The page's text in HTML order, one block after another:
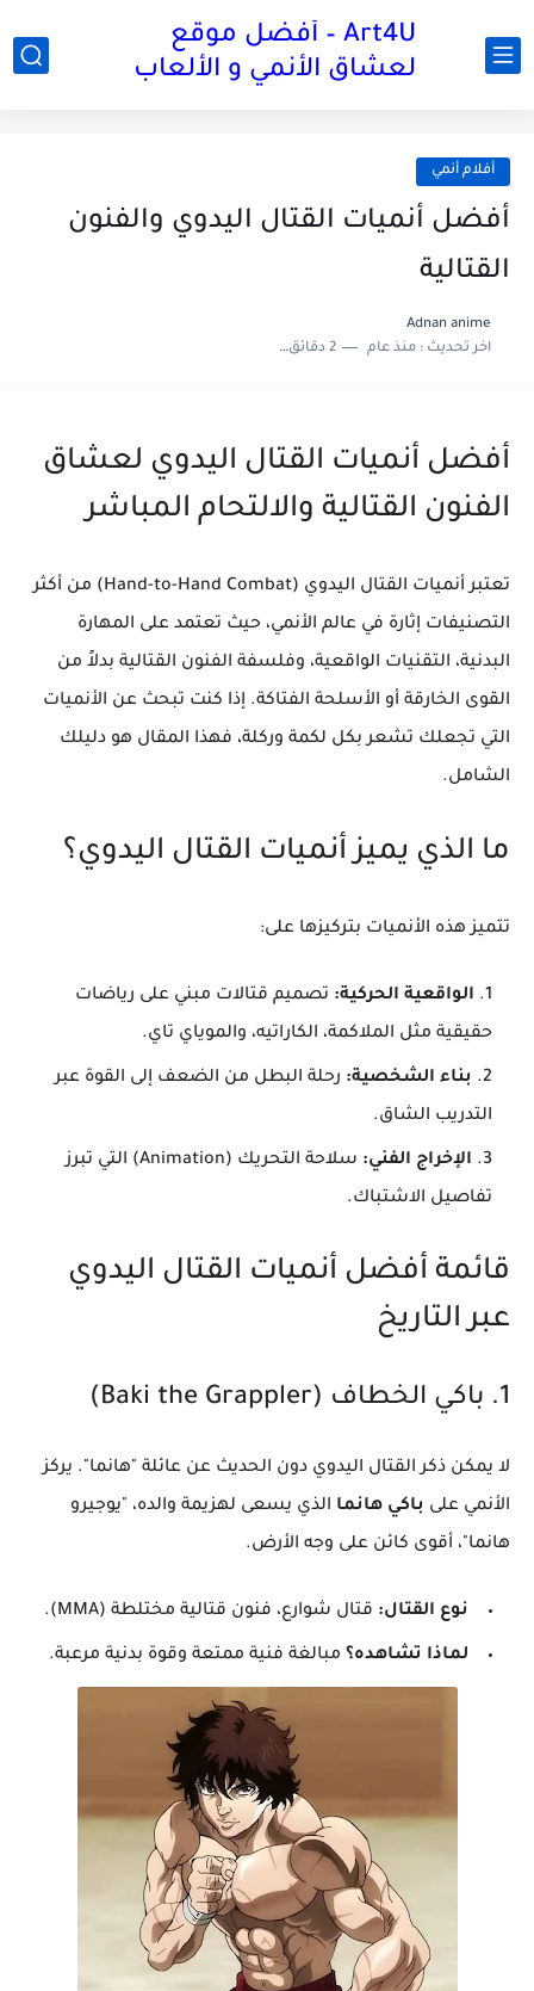
Art4U – أفضل موقع
لعشاق الأنمي و الألعاب
أفلام أنمي
أفضل أنميات القتال اليدوي والفنون
القتالية
Adnan anime
اخر تحديث :منذ عام 2 دقائق للقراءة
أفضل أنميات القتال اليدوي لعشاق
الفنون القتالية والالتحام المباشر
​تعتبر أنميات القتال اليدوي (Hand-to-Hand Combat) من أكثر
التصنيفات إثارة في عالم الأنمي، حيث تعتمد على المهارة
البدنية، التقنيات الواقعية، وفلسفة الفنون القتالية بدلاً من
القوى الخارقة أو الأسلحة الفتاكة. إذا كنت تبحث عن الأنميات
التي تجعلك تشعر بكل لكمة وركلة، فهذا المقال هو دليلك
الشامل.
​ما الذي يميز أنميات القتال اليدوي؟
​تتميز هذه الأنميات بتركيزها على:
الواقعية الحركية: تصميم قتالات مبني على رياضات
حقيقية مثل الملاكمة، الكاراتيه، والموياي تاي.
بناء الشخصية: رحلة البطل من الضعف إلى القوة عبر
التدريب الشاق.
الإخراج الفني:
سلاحة التحريك (Animation) التي تبرز
تفاصيل الاشتباك.
​قائمة أفضل أنميات القتال اليدوي
عبر التاريخ
​1. باكي الخطاف (Baki the Grappler)
​لا يمكن ذكر القتال اليدوي دون الحديث عن عائلة "هانما". يركز
الأنمي على باكي هانما الذي يسعى لهزيمة والده، "يوجيرو
هانما"، أقوى كائن على وجه الأرض.
نوع القتال: قتال شوارع، فنون قتالية مختلطة (MMA).
لماذا تشاهده؟ مبالغة فنية ممتعة وقوة بدنية مرعبة.